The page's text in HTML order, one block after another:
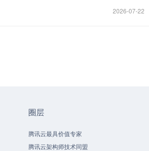
2026-07-22
圈层
腾讯云最具价值专家
腾讯云架构师技术同盟